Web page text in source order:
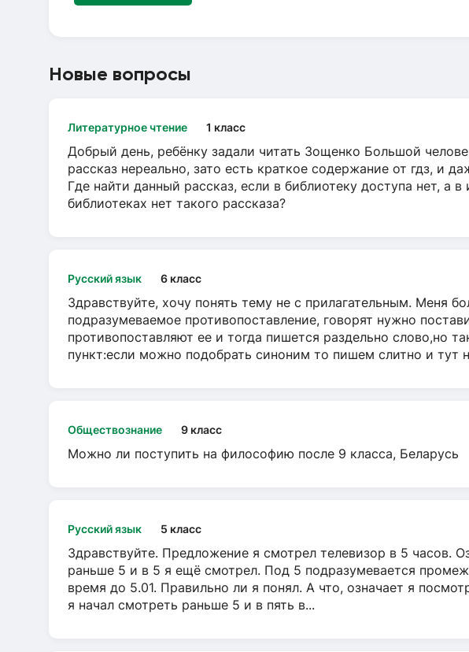
Новые вопросы
Литературное чтение 1 класс
Добрый день, ребёнку задали читать Зощенко Большой
рассказ нереально, зато есть краткое содержание от гдз, и
Где найти данный рассказ, если в библиотеку доступа нет, а
библиотеках нет такого рассказа?
Русский язык 6 класс
Здравствуйте, хочу понять тему не с прилагательным. Меня
подразумеваемое противопоставление, говорят нужно
противопоставляют ее и тогда пишется раздельно слово,но
пункт:если можно подобрать синоним то пишем слитно и тут
Обществознание 9 класс
Можно ли поступить на философию после 9 класса, Беларусь
Русский язык 5 класс
Здравствуйте. Предложение я смотрел телевизор в 5 часов.
раньше 5 и в 5 я ещё смотрел. Под 5 подразумевается
время до 5.01. Правильно ли я понял. А что, означает я
я начал смотреть раньше 5 и в пять в...